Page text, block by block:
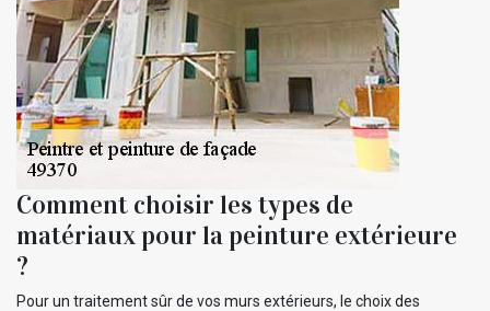
Comment choisir les types de
matériaux pour la peinture extérieure
?
Pour un traitement sûr de vos murs extérieurs, le choix des